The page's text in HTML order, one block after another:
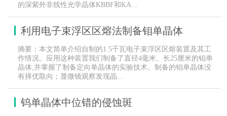
的深紫外非线性光学晶体KBBF和KA...
利用电子束浮区区熔法制备钼单晶体
摘要：本文简单介绍自制的1.5千瓦电子束浮区区熔装置及其工
作情况。应用这种装置我们制备了直径4毫米、长25厘米的钼单
晶体,并掌握了制备定向单晶体的实验技术。制备的钼单晶体没
有择优取向；显微镜观察发现晶...
钨单晶体中位错的侵蚀斑